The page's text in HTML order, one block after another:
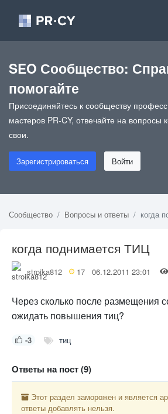
SEO Сообщество:
помогайте
Присоединяйтесь к сообществу
мастеров PR-CY, отвечайте на вопросы
свои.
Зарегистрироваться Войти
Сообщество Вопросы и ответы когда
когда поднимается ТИЦ
stroika812 17 06.12.2011 23:01
Через сколько после размещения
ожидать повышения тиц?
-3 тиц
Ответы на пост (9)
Этот раздел заморожен и является
ответы добавлять нельзя.